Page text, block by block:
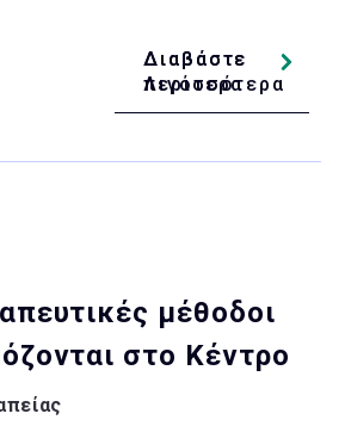
Διαβάστε
Λιγότερα
Διαβάστε
περισσότερα
μέθοδοι
στο Κέντρο